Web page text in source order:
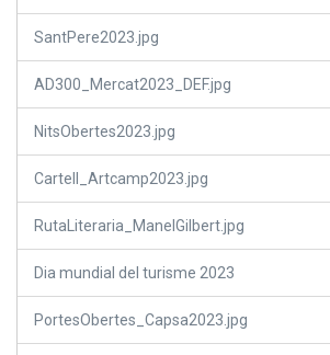
SantPere2023.jpg
AD300_Mercat2023_DEF.jpg
NitsObertes2023.jpg
Cartell_Artcamp2023.jpg
RutaLiteraria_ManelGilbert.jpg
Dia mundial del turisme 2023
PortesObertes_Capsa2023.jpg